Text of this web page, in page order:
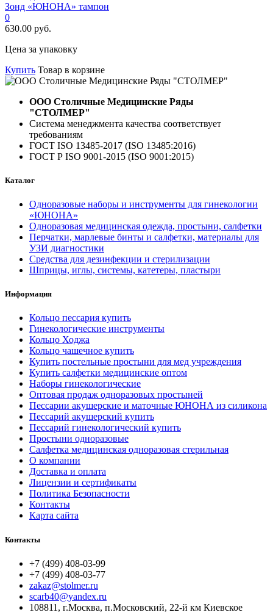
Зонд «ЮНОНА» тампон
0
630.00 руб.
Цена за упаковку
Купить Товар в корзине
ООО Столичные Медицинские Ряды
"СТОЛМЕР"
Система менеджмента качества соответствует
требованиям
ГОСТ ISO 13485-2017 (ISO 13485:2016)
ГОСТ Р ISO 9001-2015 (ISO 9001:2015)
Каталог
Одноразовые наборы и инструменты для гинекологии
«ЮНОНА»
Одноразовая медицинская одежда, простыни, салфетки
Перчатки, марлевые бинты и салфетки, материалы для
УЗИ диагностики
Средства для дезинфекции и стерилизации
Шприцы, иглы, системы, катетеры, пластыри
Информация
Кольцо пессария купить
Гинекологические инструменты
Кольцо Ходжа
Кольцо чашечное купить
Купить постельные простыни для мед учреждения
Купить салфетки медицинские оптом
Наборы гинекологические
Оптовая продаж одноразовых простыней
Пессарии акушерские и маточные ЮНОНА из силикона
Пессарий акушерский купить
Пессарий гинекологический купить
Простыни одноразовые
Салфетка медицинская одноразовая стерильная
О компании
Доставка и оплата
Лицензии и сертификаты
Политика Безопасности
Контакты
Карта сайта
Контакты
+7 (499) 408-03-99
+7 (499) 408-03-77
zakaz@stolmer.ru
scarb40@yandex.ru
108811, г.Москва, п.Московский, 22-й км Киевское